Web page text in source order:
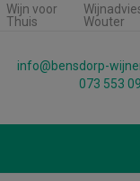
Wijn voor
Thuis
Wouter
info@bensdorp-
073 553